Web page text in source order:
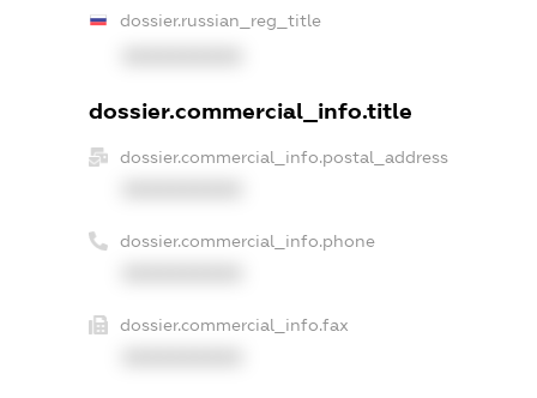
dossier.russian_reg_title
dossier.commercial_info.title
dossier.commercial_info.postal_address
dossier.commercial_info.phone
dossier.commercial_info.fax